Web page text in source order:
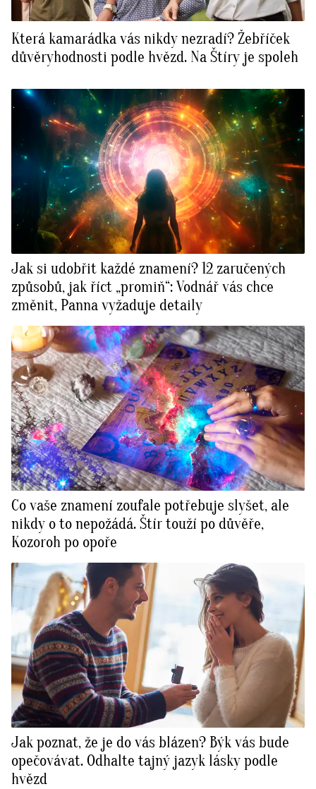
Která kamarádka vás nikdy nezradí? Žebříček
důvěryhodnosti podle hvězd. Na Štíry je spoleh
Jak si udobřit každé znamení? 12 zaručených
způsobů, jak říct „promiň“: Vodnář vás chce
změnit, Panna vyžaduje detaily
Co vaše znamení zoufale potřebuje slyšet, ale
nikdy o to nepožádá. Štír touží po důvěře,
Kozoroh po opoře
Jak poznat, že je do vás blázen? Býk vás bude
opečovávat. Odhalte tajný jazyk lásky podle
hvězd